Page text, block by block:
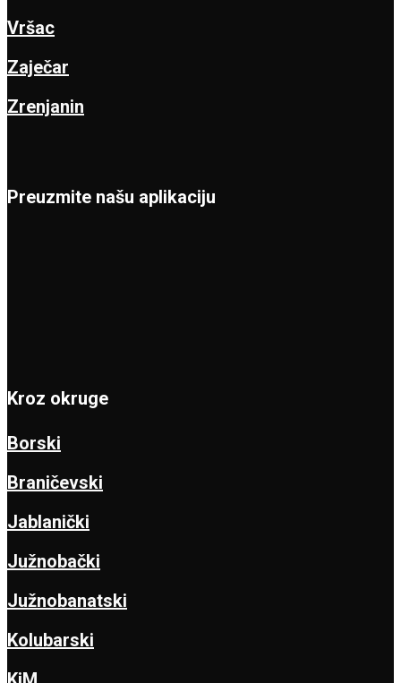
Vršac
Zaječar
Zrenjanin
Preuzmite našu aplikaciju
Kroz okruge
Borski
Braničevski
Jablanički
Južnobački
Južnobanatski
Kolubarski